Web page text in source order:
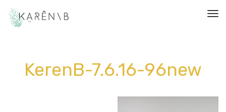
תפריט
KerenB-7.6.16-96new